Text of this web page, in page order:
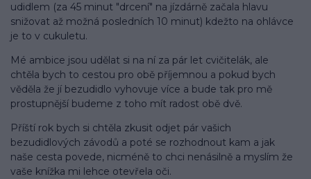
udidlem (za 45 minut "drcení" na jízdárně začala hlavu
snižovat až možná posledních 10 minut) kdežto na ohlávce
je to v cukuletu.
Mé ambice jsou udělat si na ní za pár let cvičitelák, ale
chtěla bych to cestou pro obě příjemnou a pokud bych
věděla že jí bezudidlo vyhovuje více a bude tak pro mě
prostupnější budeme z toho mít radost obě dvě.
Příští rok bych si chtěla zkusit odjet pár vašich
bezudidlových závodů a poté se rozhodnout kam a jak
naše cesta povede, nicméně to chci nenásilně a myslím že
vaše knížka mi lehce otevřela oči.